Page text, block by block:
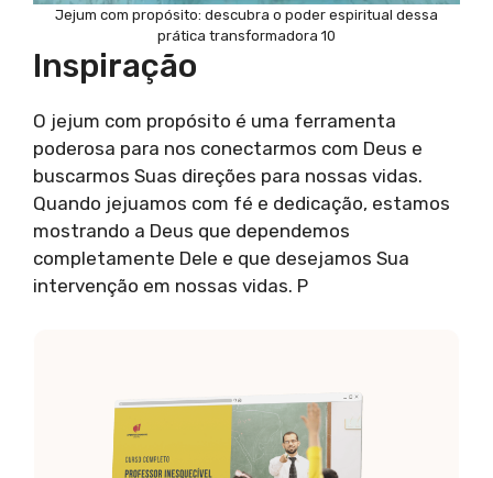
Jejum com propósito: descubra o poder espiritual dessa
prática transformadora 10
Inspiração
O jejum com propósito é uma ferramenta
poderosa para nos conectarmos com Deus e
buscarmos Suas direções para nossas vidas.
Quando jejuamos com fé e dedicação, estamos
mostrando a Deus que dependemos
completamente Dele e que desejamos Sua
intervenção em nossas vidas. P